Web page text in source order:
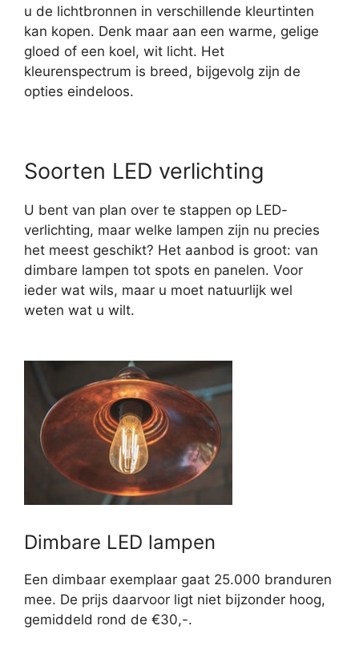
u de lichtbronnen in verschillende kleurtinten
kan kopen. Denk maar aan een warme, gelige
gloed of een koel, wit licht. Het
kleurenspectrum is breed, bijgevolg zijn de
opties eindeloos.
Soorten LED verlichting
U bent van plan over te stappen op LED-
verlichting, maar welke lampen zijn nu precies
het meest geschikt? Het aanbod is groot: van
dimbare lampen tot spots en panelen. Voor
ieder wat wils, maar u moet natuurlijk wel
weten wat u wilt.
Dimbare LED lampen
Een dimbaar exemplaar gaat 25.000 branduren
mee. De prijs daarvoor ligt niet bijzonder hoog,
gemiddeld rond de €30,-.